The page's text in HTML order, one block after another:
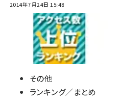
2014年7月24日 15:48
その他
ランキング／まとめ